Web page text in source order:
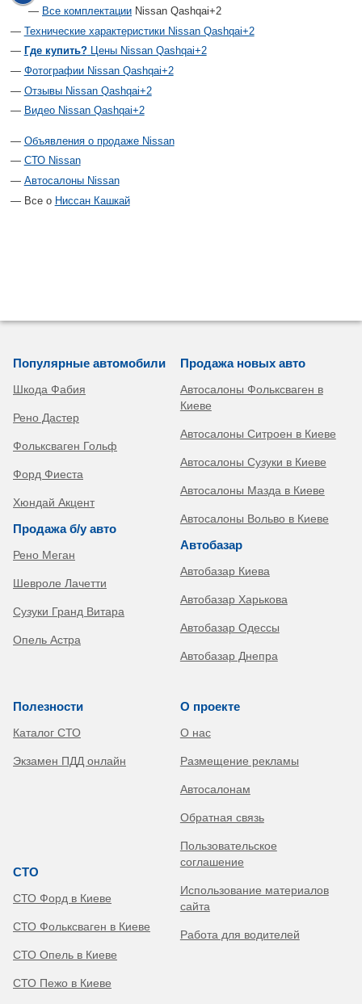
Все комплектации Nissan Qashqai+2
Технические характеристики Nissan Qashqai+2
Где купить?Цены Nissan Qashqai+2
Фотографии Nissan Qashqai+2
Отзывы Nissan Qashqai+2
Видео Nissan Qashqai+2
Объявления о продаже Nissan
СТО Nissan
Автосалоны Nissan
Все о Ниссан Кашкай
Популярные автомобили
Шкода Фабия
Рено Дастер
Фольксваген Гольф
Форд Фиеста
Хюндай Акцент
Продажа б/у авто
Рено Меган
Шевроле Лачетти
Сузуки Гранд Витара
Опель Астра
Продажа новых авто
Автосалоны Фольксваген в
Киеве
Автосалоны Ситроен в Киеве
Автосалоны Сузуки в Киеве
Автосалоны Мазда в Киеве
Автосалоны Вольво в Киеве
Автобазар
Автобазар Киева
Автобазар Харькова
Автобазар Одессы
Автобазар Днепра
Полезности
Каталог СТО
Экзамен ПДД онлайн
СТО
СТО Форд в Киеве
СТО Фольксваген в Киеве
СТО Опель в Киеве
СТО Пежо в Киеве
О проекте
О нас
Размещение рекламы
Автосалонам
Обратная связь
Пользовательское
соглашение
Использование материалов
сайта
Работа для водителей